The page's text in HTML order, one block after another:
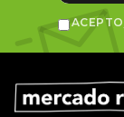
ACEPTO